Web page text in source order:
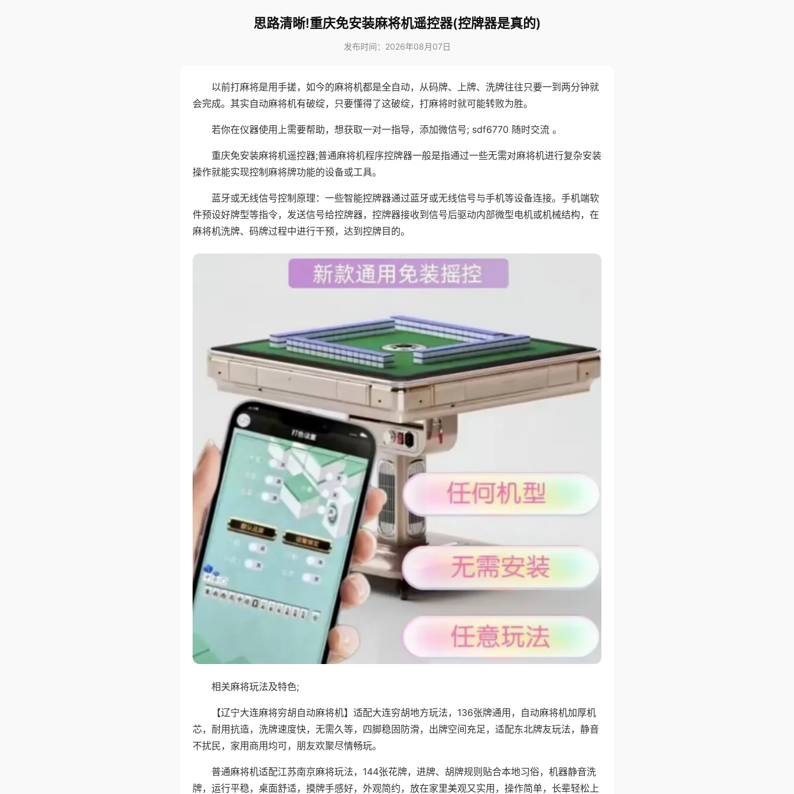
思路清晰!重庆免安装麻将机遥控器(控牌器是真的)
发布时间：2026年08月07日
以前打麻将是用手搓，如今的麻将机都是全自动，从码牌、上牌、洗牌往往只要一到两分钟就
会完成。其实自动麻将机有破绽，只要懂得了这破绽，打麻将时就可能转败为胜。
若你在仪器使用上需要帮助，想获取一对一指导，添加微信号; sdf6770 随时交流 。
重庆免安装麻将机遥控器;普通麻将机程序控牌器一般是指通过一些无需对麻将机进行复杂安装
操作就能实现控制麻将牌功能的设备或工具。
蓝牙或无线信号控制原理：一些智能控牌器通过蓝牙或无线信号与手机等设备连接。手机端软
件预设好牌型等指令，发送信号给控牌器，控牌器接收到信号后驱动内部微型电机或机械结构，在
麻将机洗牌、码牌过程中进行干预，达到控牌目的。
相关麻将玩法及特色;
【辽宁大连麻将穷胡自动麻将机】适配大连穷胡地方玩法，136张牌通用，自动麻将机加厚机
芯，耐用抗造，洗牌速度快，无需久等，四脚稳固防滑，出牌空间充足，适配东北牌友玩法，静音
不扰民，家用商用均可，朋友欢聚尽情畅玩。
普通麻将机适配江苏南京麻将玩法，144张花牌，进牌、胡牌规则贴合本地习俗，机器静音洗
牌，运行平稳，桌面舒适，摸牌手感好，外观简约，放在家里美观又实用，操作简单，长辈轻松上